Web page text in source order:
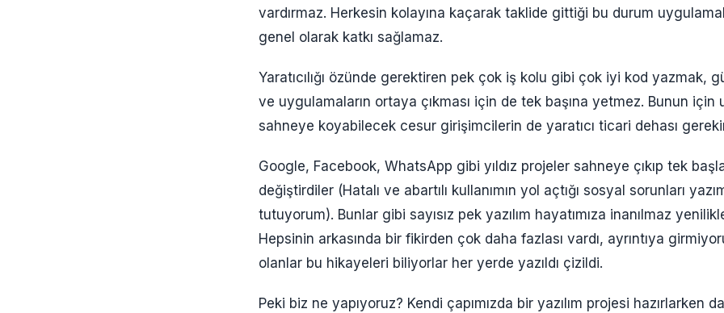
vardırmaz. Herkesin kolayına kaçarak taklide gittiği bu durum
genel olarak katkı sağlamaz.
Yaratıcılığı özünde gerektiren pek çok iş kolu gibi çok iyi kod yazmak,
ve uygulamaların ortaya çıkması için de tek başına yetmez. Bunun için
sahneye koyabilecek cesur girişimcilerin de yaratıcı ticari dehası
Google, Facebook, WhatsApp gibi yıldız projeler sahneye çıkıp tek
değiştirdiler (Hatalı ve abartılı kullanımın yol açtığı sosyal sorunları
tutuyorum). Bunlar gibi sayısız pek yazılım hayatımıza inanılmaz
Hepsinin arkasında bir fikirden çok daha fazlası vardı, ayrıntıya
olanlar bu hikayeleri biliyorlar her yerde yazıldı çizildi.
Peki biz ne yapıyoruz? Kendi çapımızda bir yazılım projesi hazırlarken